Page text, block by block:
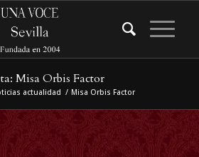
Misa Orbis Factor
actualidad / Misa Orbis Factor